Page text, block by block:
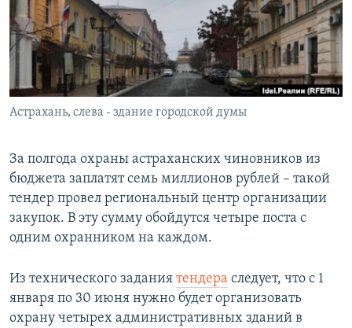
ПОДПИШИТЕСЬ НА РАССЫЛКУ
СОЦИАЛЬНЫЕ СЕТИ
Все сайты РСЕ/РС
Астрахань, слева - здание городской думы
За полгода охраны астраханских чиновников из
бюджета заплатят семь миллионов рублей – такой
тендер провел региональный центр организации
закупок. В эту сумму обойдутся четыре поста с
одним охранником на каждом.
Из технического задания тендера следует, что с 1
января по 30 июня нужно будет организовать
охрану четырех административных зданий в